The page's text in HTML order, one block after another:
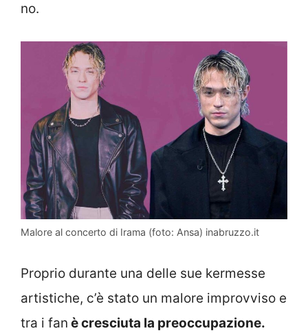
no.
Malore al concerto di Irama (foto: Ansa) inabruzzo.it
Proprio durante una delle sue kermesse
artistiche, c’è stato un malore improvviso e
tra i fan è cresciuta la preoccupazione.